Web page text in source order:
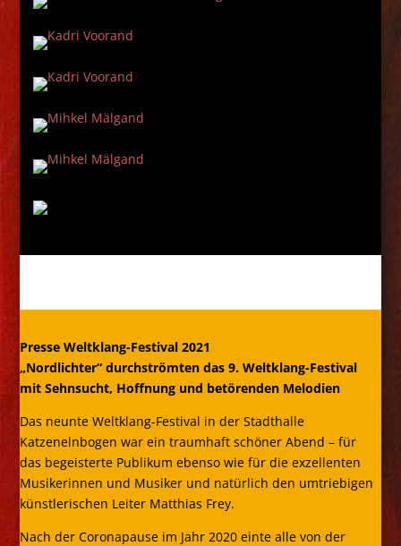
Presse Weltklang-Festival 2021
„Nordlichter“ durchströmten das 9. Weltklang-Festival
mit Sehnsucht, Hoffnung und betörenden Melodien
Das neunte Weltklang-Festival in der Stadthalle
Katzenelnbogen war ein traumhaft schöner Abend – für
das begeisterte Publikum ebenso wie für die exzellenten
Musikerinnen und Musiker und natürlich den umtriebigen
künstlerischen Leiter Matthias Frey.
Nach der Coronapause im Jahr 2020 einte alle von der